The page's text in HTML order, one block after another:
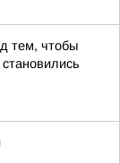
тем, чтобы